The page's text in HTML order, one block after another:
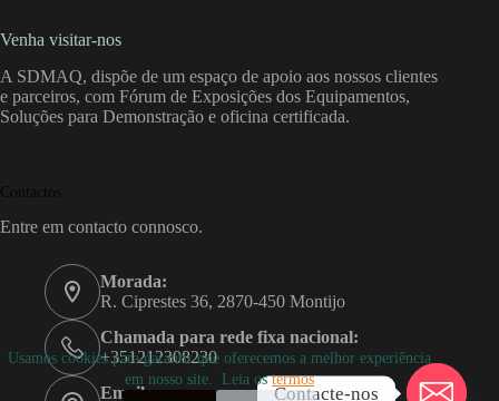
Usamos cookies para garantir que oferecemos a melhor experiência
em nosso site. Leia ostermos
Venha visitar-nos
A SDMAQ, dispõe de um espaço de apoio aos nossos clientes
e parceiros, com Fórum de Exposições dos Equipamentos,
Soluções para Demonstração e oficina certificada.
Contactos
Entre em contacto connosco.
Morada:
R. Ciprestes 36, 2870-450 Montijo
Chamada para rede fixa nacional:
+351212308230
Email:
Contacte-nos